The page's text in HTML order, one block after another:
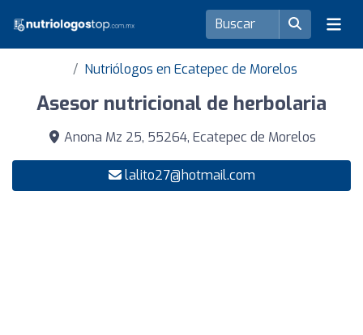
Nutriólogos en Ecatepec de Morelos
Asesor nutricional de herbolaria
Anona Mz 25, 55264, Ecatepec de Morelos
lalito27@hotmail.com